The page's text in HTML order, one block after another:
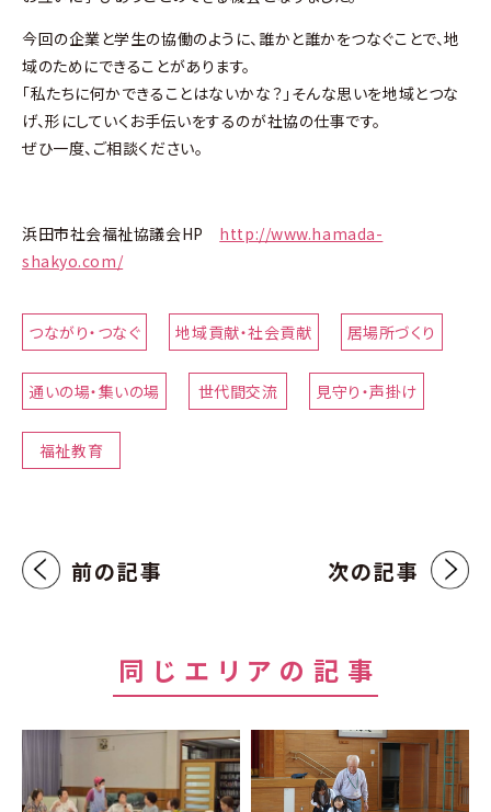
今回の企業と学生の協働のように、誰かと誰かをつなぐことで、地
域のためにできることがあります。
「私たちに何かできることはないかな？」そんな思いを地域とつな
げ、形にしていくお手伝いをするのが社協の仕事です。
ぜひ一度、ご相談ください。
浜田市社会福祉協議会HP http://www.hamada-
shakyo.com/
つながり・つなぐ 地域貢献・社会貢献 居場所づくり
通いの場・集いの場 世代間交流 見守り・声掛け
福祉教育
前の記事 次の記事
同じエリアの記事